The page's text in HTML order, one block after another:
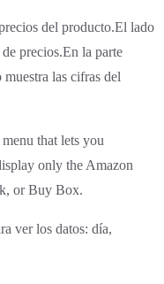
del producto.El lado
precios.En la parte
las cifras del
that lets you
only the Amazon
or Buy Box.
ver los datos: día,